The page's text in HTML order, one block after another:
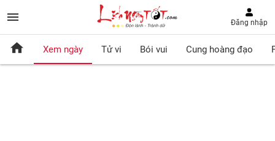
Đăng nhập
Xem ngày Tử vi Bói vui Cung hoàng đạo